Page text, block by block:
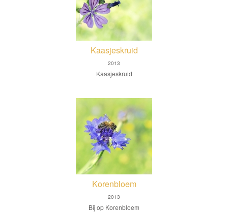
Kaasjeskruid
2013
Kaasjeskruid
Korenbloem
2013
Bij op Korenbloem